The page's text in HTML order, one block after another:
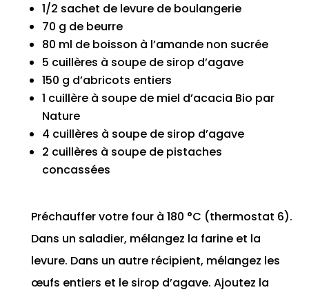
1/2 sachet de levure de boulangerie
70 g de beurre
80 ml de boisson à l’amande non sucrée
5 cuillères à soupe de sirop d’agave
150 g d’abricots entiers
1 cuillère à soupe de miel d’acacia Bio par
Nature
4 cuillères à soupe de sirop d’agave
2 cuillères à soupe de pistaches
concassées
Préchauffer votre four à 180 °C (thermostat 6).
Dans un saladier, mélangez la farine et la
levure. Dans un autre récipient, mélangez les
œufs entiers et le sirop d’agave. Ajoutez la